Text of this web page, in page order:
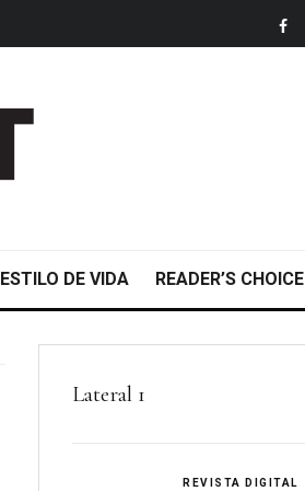
ESTILO DE VIDA READER’S CHOICE
Lateral 1
REVISTA DIGITAL